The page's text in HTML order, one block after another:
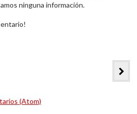
ninguna información.
(Atom)